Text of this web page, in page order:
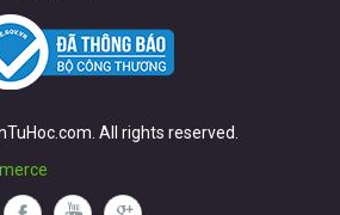
All rights reserved.